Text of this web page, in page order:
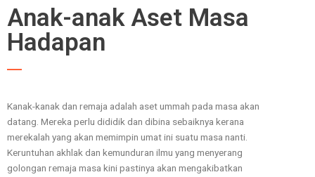
Anak-anak Aset Masa
Hadapan
Kanak-kanak dan remaja adalah aset ummah pada masa akan
datang. Mereka perlu dididik dan dibina sebaiknya kerana
merekalah yang akan memimpin umat ini suatu masa nanti.
Keruntuhan akhlak dan kemunduran ilmu yang menyerang
golongan remaja masa kini pastinya akan mengakibatkan